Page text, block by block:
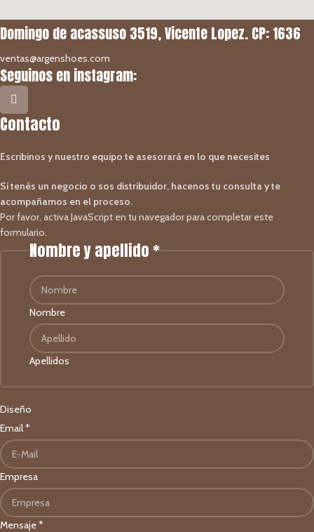
Domingo de acassuso 3519, Vicente Lopez. CP: 1636
ventas@argenshoes.com
Seguinos en instagram:
Contacto
Escribinos y nuestro equipo te asesorará en lo que necesites
Si tenés un negocio o sos distribuidor, hacenos tu consulta y te
acompañamos en el proceso.
Por favor, activa JavaScript en tu navegador para completar este
formulario.
Nombre y apellido*
Nombre
Apellidos
Diseño
Email*
Empresa
Mensaje*